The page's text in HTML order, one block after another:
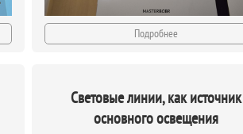
Подробнее
Световые линии, как источник
основного освещения